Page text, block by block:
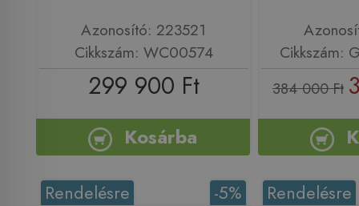
Azonosító: 223521
Cikkszám: WC00574
299 900 Ft
Kosárba
Cikkszám:
384 000 Ft
-5%
Rendelésre Rendelésre